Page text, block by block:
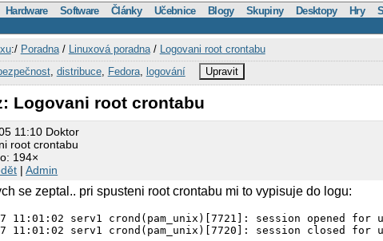
Hardware Software Články Učebnice Blogy Skupiny Desktopy Hry
:/ Poradna/ Linuxová poradna/ Logovani root crontabu
, distribuce, Fedora, logování Upravit
Logovani root crontabu
11:10 Doktor
root crontabu
194×
|Admin
se zeptal.. pri spusteni root crontabu mi to vypisuje do logu:
11:01:02 serv1 crond(pam_unix)[7721]: session opened for